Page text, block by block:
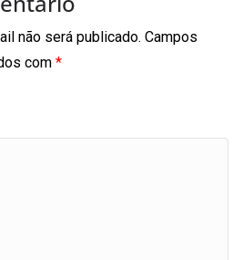
não será publicado. Campos
com *